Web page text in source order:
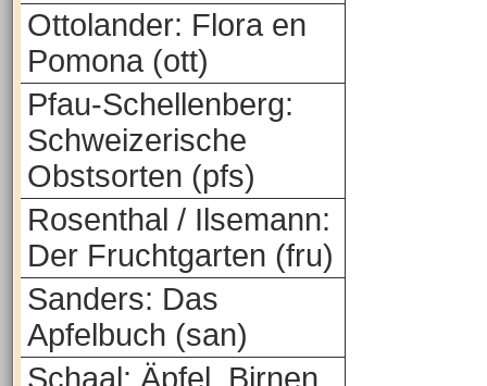
Ottolander: Flora en
Pomona (ott)
Pfau-Schellenberg:
Schweizerische
Obstsorten (pfs)
Rosenthal / Ilsemann:
Der Fruchtgarten (fru)
Sanders: Das
Apfelbuch (san)
Schaal: Äpfel, Birnen,